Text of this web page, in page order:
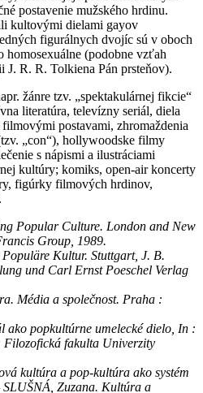
postavenie mužského hrdinu.
kultovými dielami gayov
figurálnych dvojíc sú v oboch
homosexuálne (podobne vzťah
J. R. R. Tolkiena Pán prsteňov).
žánre tzv. „spektakulárnej fikcie“
literatúra, televízny seriál, diela
postavami, zhromaždenia
„con“), hollywoodske filmy
s nápismi a ilustráciami
kultúry; komiks, open-air koncerty
figúrky filmových hrdinov,
Popular Culture. London and New
Group, 1989.
Populäre Kultur. Stuttgart, J. B.
und Carl Ernst Poeschel Verlag
Média a společnost. Praha :
ako popkultúrne umelecké dielo, In :
fakulta Univerzity
kultúra a pop-kultúra ako systém
Zuzana. Kultúra a